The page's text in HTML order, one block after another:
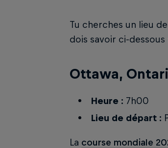
Tu cherches un lieu
dois savoir ci-dessous
Ottawa,
Heure : 7h00
Lieu de départ :
La course mondiale